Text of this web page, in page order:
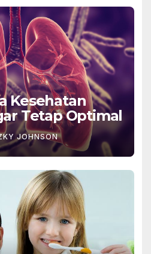
Kesehatan
Tetap Optimal
JOHNSON